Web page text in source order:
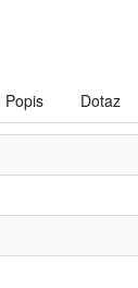
Popis Dotaz